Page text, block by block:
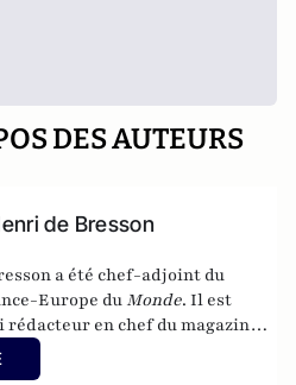
DES AUTEURS
de Bresson
a été chef-adjoint du
Europe du Monde. Il est
rédacteur en chef dumagazine